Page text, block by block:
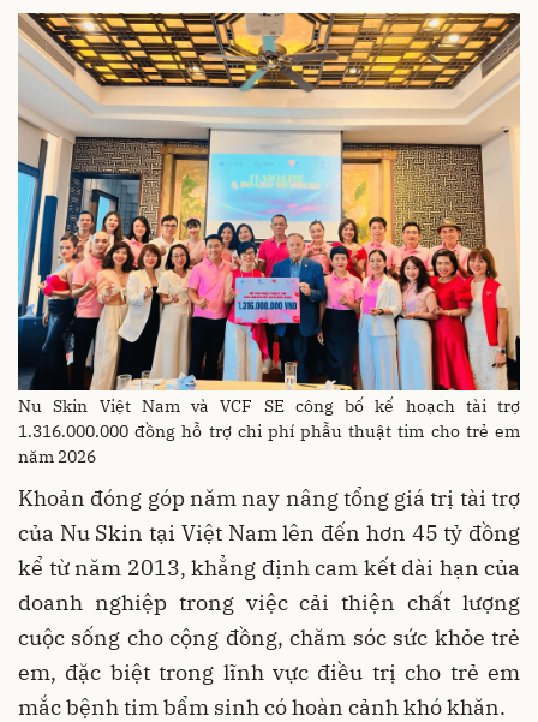
Nu Skin Việt Nam và VCF SE công bố kế hoạch tài trợ
1.316.000.000 đồng hỗ trợ chi phí phẫu thuật tim cho trẻ em
năm 2026
Khoản đóng góp năm nay nâng tổng giá trị tài trợ
của Nu Skin tại Việt Nam lên đến hơn 45 tỷ đồng
kể từ năm 2013, khẳng định cam kết dài hạn của
doanh nghiệp trong việc cải thiện chất lượng
cuộc sống cho cộng đồng, chăm sóc sức khỏe trẻ
em, đặc biệt trong lĩnh vực điều trị cho trẻ em
mắc bệnh tim bẩm sinh có hoàn cảnh khó khăn.